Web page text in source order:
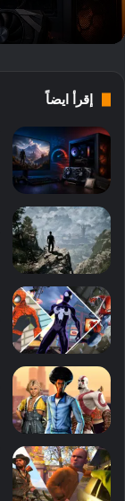
إقرأ ايضاً